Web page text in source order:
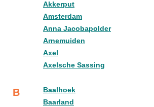
Akkerput
Amsterdam
Anna Jacobapolder
Arnemuiden
Axel
Axelsche Sassing
B
Baalhoek
Baarland